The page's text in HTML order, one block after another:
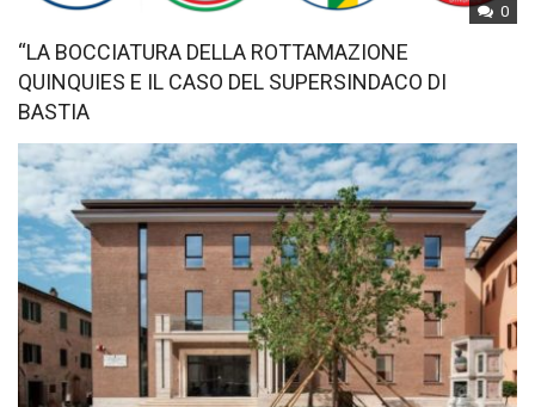
0
“LA BOCCIATURA DELLA ROTTAMAZIONE
QUINQUIES E IL CASO DEL SUPERSINDACO DI
BASTIA